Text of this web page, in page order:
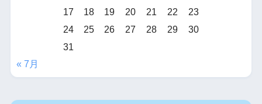
17
18 19 20 21 22
23
24
25 26 27 28 29
30
31
« 7月